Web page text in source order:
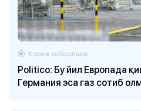
Politico: Бу йил Европада
Германия эса газ сотиб
Хориж хабарлари